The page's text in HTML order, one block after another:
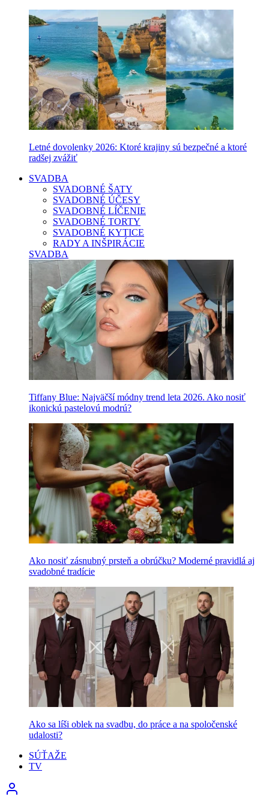
Letné dovolenky 2026: Ktoré krajiny sú bezpečné a ktoré
radšej zvážiť
SVADBA
SVADOBNÉ ŠATY
SVADOBNÉ ÚČESY
SVADOBNÉ LÍČENIE
SVADOBNÉ TORTY
SVADOBNÉ KYTICE
RADY A INŠPIRÁCIE
SVADBA
Tiffany Blue: Najväčší módny trend leta 2026. Ako nosiť
ikonickú pastelovú modrú?
Ako nosiť zásnubný prsteň a obrúčku? Moderné pravidlá aj
svadobné tradície
Ako sa líši oblek na svadbu, do práce a na spoločenské
udalosti?
SÚŤAŽE
TV